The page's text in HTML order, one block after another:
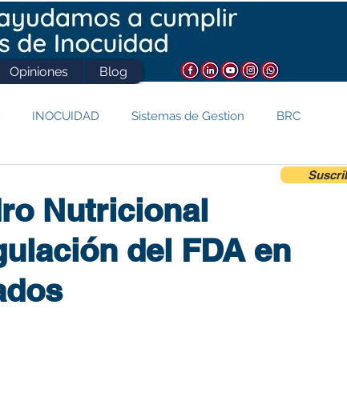
Opiniones Blog
INOCUIDAD Sistemas de Gestion BRC
Comercio Exterior
Nutricional
del FDA en